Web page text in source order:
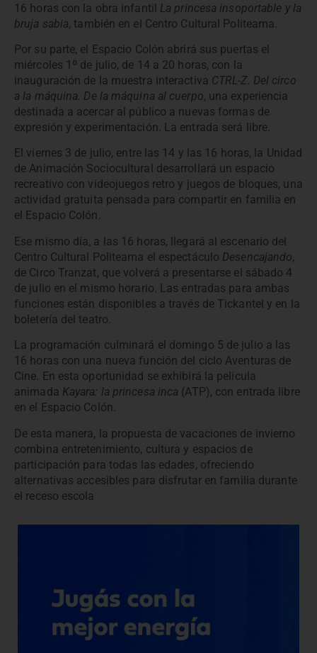
16 horas con la obra infantil La princesa insoportable y la
bruja sabia, también en el Centro Cultural Politeama.
Por su parte, el Espacio Colón abrirá sus puertas el
miércoles 1º de julio, de 14 a 20 horas, con la
inauguración de la muestra interactiva CTRL-Z. Del circo
a la máquina. De la máquina al cuerpo, una experiencia
destinada a acercar al público a nuevas formas de
expresión y experimentación. La entrada será libre.
El viernes 3 de julio, entre las 14 y las 16 horas, la Unidad
de Animación Sociocultural desarrollará un espacio
recreativo con videojuegos retro y juegos de bloques, una
actividad gratuita pensada para compartir en familia en
el Espacio Colón.
Ese mismo día, a las 16 horas, llegará al escenario del
Centro Cultural Politeama el espectáculo Desencajando,
de Circo Tranzat, que volverá a presentarse el sábado 4
de julio en el mismo horario. Las entradas para ambas
funciones están disponibles a través de Tickantel y en la
boletería del teatro.
La programación culminará el domingo 5 de julio a las
16 horas con una nueva función del ciclo Aventuras de
Cine. En esta oportunidad se exhibirá la película
animada Kayara: la princesa inca (ATP), con entrada libre
en el Espacio Colón.
De esta manera, la propuesta de vacaciones de invierno
combina entretenimiento, cultura y espacios de
participación para todas las edades, ofreciendo
alternativas accesibles para disfrutar en familia durante
el receso escola